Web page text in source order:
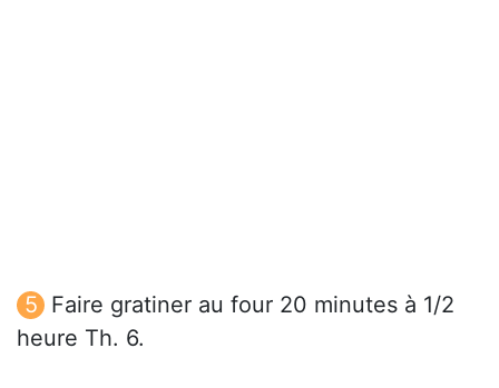
Faire gratiner au four 20 minutes à 1/2
heure Th. 6.